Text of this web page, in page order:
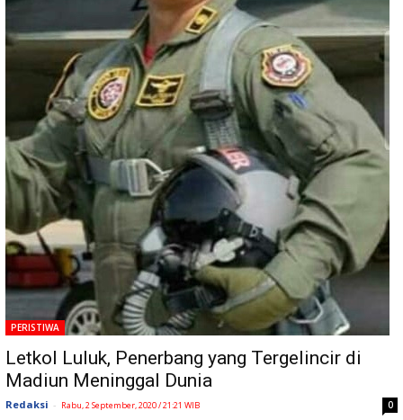
PERISTIWA
Letkol Luluk, Penerbang yang Tergelincir di
Madiun Meninggal Dunia
Redaksi - Rabu, 2 September, 2020 / 21:21 WIB 0